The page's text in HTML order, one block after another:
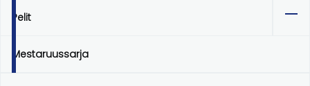
Ensisijaiset
välilehdet
Pelit
Mestaruussarja